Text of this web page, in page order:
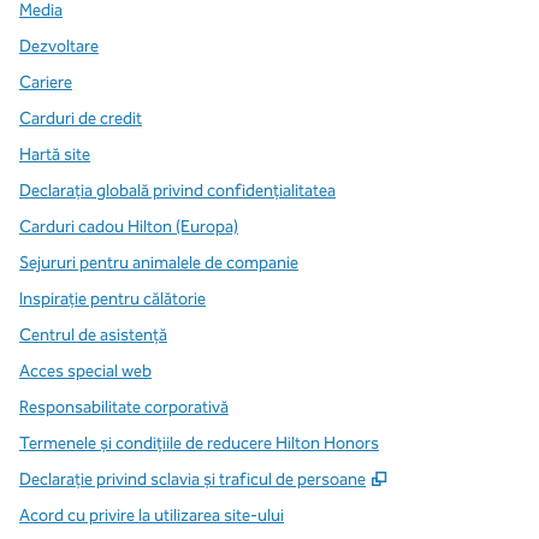
Media
Dezvoltare
Cariere
Carduri de credit
Hartă site
Declarația globală privind confidenţialitatea
Carduri cadou Hilton (Europa)
Sejururi pentru animalele de companie
Inspirație pentru călătorie
Centrul de asistență
Acces special web
Responsabilitate corporativă
Termenele și condițiile de reducere Hilton Honors
Declarație privind sclavia și traficul de persoane
,
Acord cu privire la utilizarea site-ului